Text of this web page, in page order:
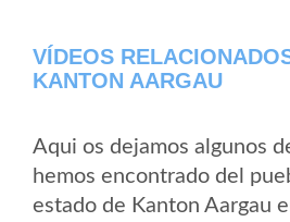
VÍDEOS
KANTON AARGAU
Aqui os dejamos algunos
hemos encontrado del
estado de Kanton Aargau